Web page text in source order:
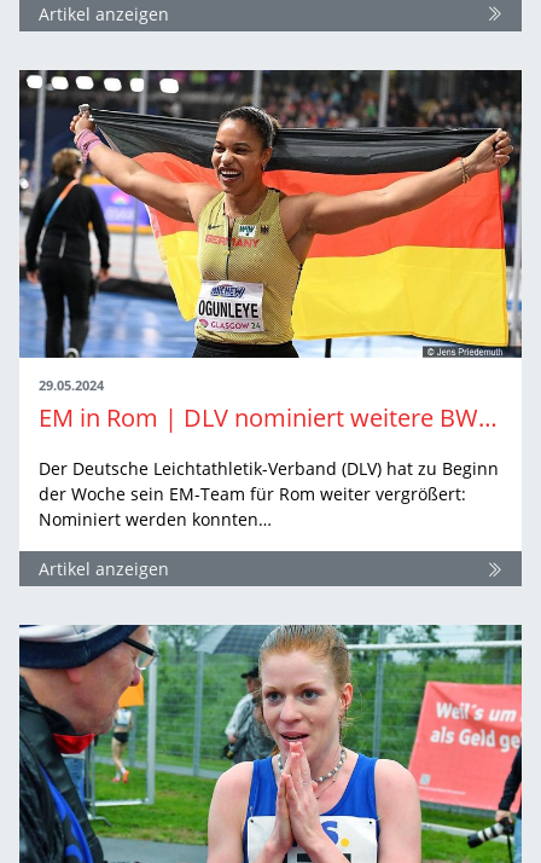
Artikel anzeigen
29.05.2024
EM in Rom | DLV nominiert weitere BW-Athlet:innen für deutsches Team
Der Deutsche Leichtathletik-Verband (DLV) hat zu Beginn
der Woche sein EM-Team für Rom weiter vergrößert:
Nominiert werden konnten…
Artikel anzeigen